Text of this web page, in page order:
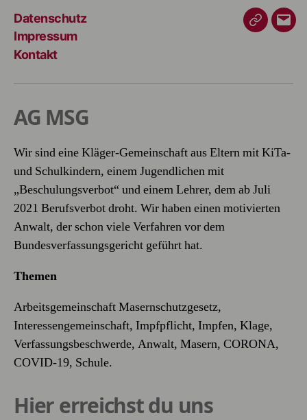
Datenschutz
Impressum
Kontakt
AG MSG
Wir sind eine Kläger-Gemeinschaft aus Eltern mit KiTa-
und Schulkindern, einem Jugendlichen mit
„Beschulungsverbot“ und einem Lehrer, dem ab Juli
2021 Berufsverbot droht. Wir haben einen motivierten
Anwalt, der schon viele Verfahren vor dem
Bundesverfassungsgericht geführt hat.
Themen
Arbeitsgemeinschaft Masernschutzgesetz,
Interessengemeinschaft, Impfpflicht, Impfen, Klage,
Verfassungsbeschwerde, Anwalt, Masern, CORONA,
COVID-19, Schule.
Hier erreichst du uns